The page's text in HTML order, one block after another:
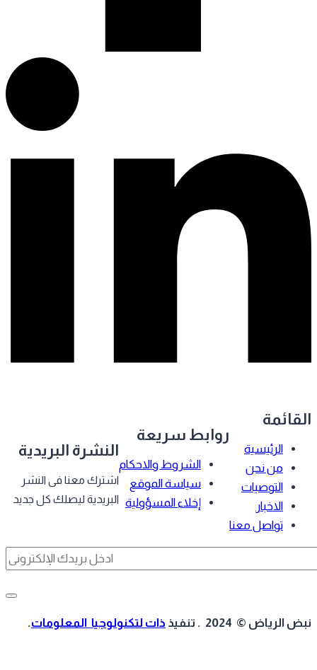
الرئيسية
من نحن
التوصيات
الاخبار
تواصل معنا
روابط سريعة
الشروط والاحكام
سياسة الموقع
إخلاء المسؤولية
النشرة البريدية
اشترك معنا فى النشر
البريدية ليصلك كل جديد
الرياض © 2024 . تنفيذ ذات لتكنولوجيا المعلومات.